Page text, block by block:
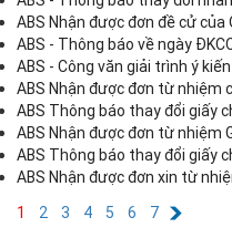
ABS Nhận được đơn đề cử của
ABS - Thông báo về ngày
ABS - Công văn giải trình ý
ABS Nhận được đơn từ nhiệm
ABS Thông báo thay đổi giấy
ABS Nhận được đơn từ nhiệm
ABS Thông báo thay đổi giấy
ABS Nhận được đơn xin từ
1
2 3 4 5 6 7